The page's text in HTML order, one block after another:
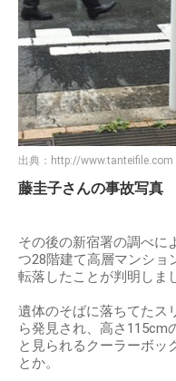
出典： http://www.tanteifile.com
藤圭子さんの事故写真
その後の新宿署の調べに
つ28階建て高層マンショ
転落したことが判明しま
遺体のそばに落ちてたス
ら発見され、高さ115cm
と見られるクーラーボッ
とか。